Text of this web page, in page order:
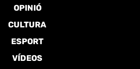
OPINIÓ
CULTURA
ESPORT
VÍDEOS